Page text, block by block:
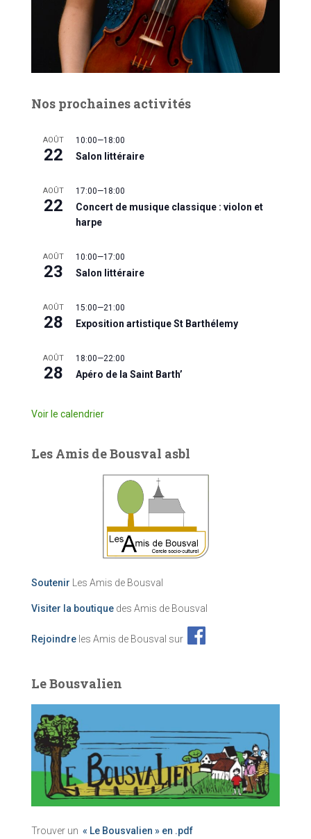
Nos prochaines activités
AOÛT
22
10:00—18:00
Salon littéraire
AOÛT
22
17:00—18:00
Concert de musique classique : violon et
harpe
AOÛT
23
10:00—17:00
Salon littéraire
AOÛT
28
15:00—21:00
Exposition artistique St Barthélemy
AOÛT
28
18:00—22:00
Apéro de la Saint Barth’
Voir le calendrier
Les Amis de Bousval asbl
Soutenir Les Amis de Bousval
Visiter la boutique des Amis de Bousval
Rejoindre les Amis de Bousval sur
Le Bousvalien
Trouver un « Le Bousvalien » en .pdf